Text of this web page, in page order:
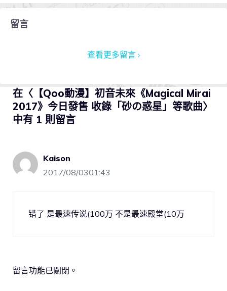
留言
查看更多留言 ›
在〈【Qoo動漫】初音未來《Magical Mirai
2017》今日發售 收錄「砂の惑星」等歌曲〉
中有 1 則留言
Kaison
2017/08/0301:43
错了 是最速传说(100万 不是最速殿堂(10万
留言功能已關閉。